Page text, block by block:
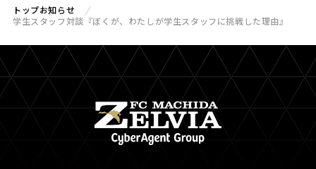
トップお知らせ
学生スタッフ対談『ぼくが、わたしが学生スタッフに挑戦した理由』